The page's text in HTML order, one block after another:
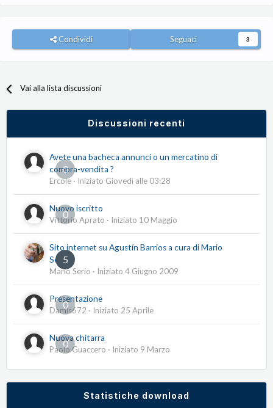
Condividi Seguaci 3
Vai alla lista discussioni
Discussioni recenti
0
Avete una bacheca annunci o un mercatino di
compra-vendita ?
Ercole · Iniziato Giovedì alle 03:28
0
Nuovo iscritto
Vittorio Aprato · Iniziato 10 Maggio
5
Sito internet su Agustín Barrios a cura di Mario
Serio
Mario Serio · Iniziato 4 Giugno 2009
0
Presentazione
Damis672 · Iniziato 25 Aprile
0
Nuova chitarra
Paolo Guaccero · Iniziato 9 Marzo
Statistiche download